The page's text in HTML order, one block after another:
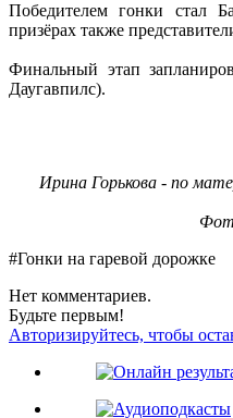
Победителем гонки стал
призёрах также
Финальный этап
Даугавпилс).
Ирина Горькова - по
#Гонки на гаревой дорожке
Нет комментариев.
Будьте первым!
Авторизируйтесь, чтобы